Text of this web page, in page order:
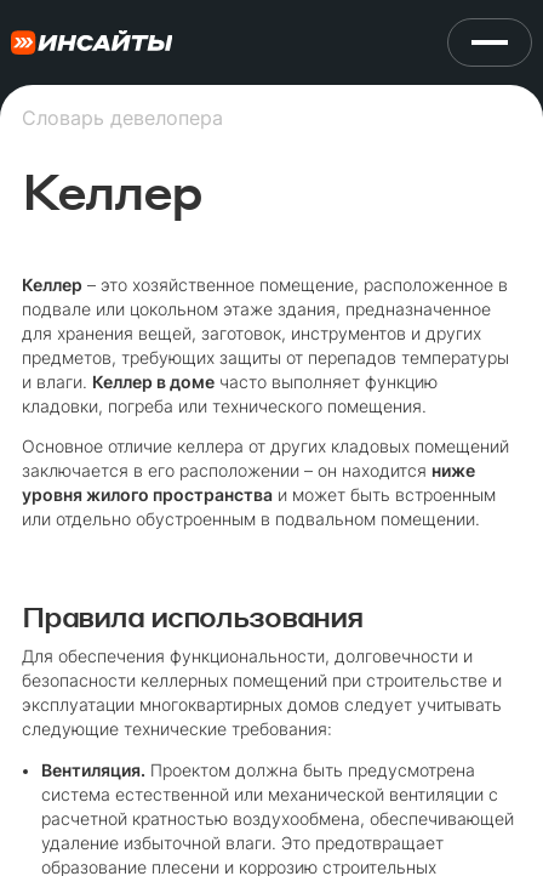
Словарь девелопера
Келлер
Келлер – это хозяйственное помещение, расположенное в
подвале или цокольном этаже здания, предназначенное
для хранения вещей, заготовок, инструментов и других
предметов, требующих защиты от перепадов температуры
и влаги. Келлер в домечасто выполняет функцию
кладовки, погреба или технического помещения.
Основное отличие келлера от других кладовых помещений
заключается в его расположении – он находится ниже
уровня жилого пространстваи может быть встроенным
или отдельно обустроенным в подвальном помещении.
Правила использования
Для обеспечения функциональности, долговечности и
безопасности келлерных помещений при строительстве и
эксплуатации многоквартирных домов следует учитывать
следующие технические требования:
Вентиляция. Проектом должна быть предусмотрена
система естественной или механической вентиляции с
расчетной кратностью воздухообмена, обеспечивающей
удаление избыточной влаги. Это предотвращает
образование плесени и коррозию строительных